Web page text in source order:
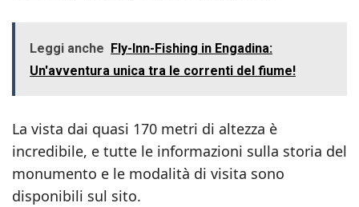
Leggi anche Fly-Inn-Fishing in Engadina:
Un'avventura unica tra le correnti del fiume!
La vista dai quasi 170 metri di altezza è
incredibile, e tutte le informazioni sulla storia del
monumento e le modalità di visita sono
disponibili sul sito.